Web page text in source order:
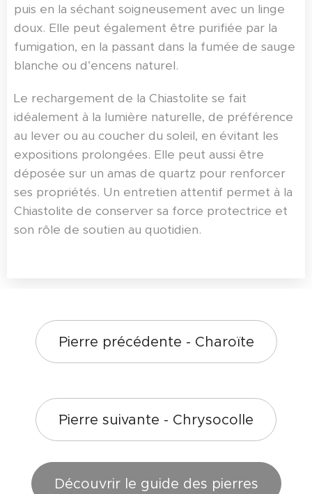
puis en la séchant soigneusement avec un linge
doux. Elle peut également être purifiée par la
fumigation, en la passant dans la fumée de sauge
blanche ou d’encens naturel.
Le rechargement de la Chiastolite se fait
idéalement à la lumière naturelle, de préférence
au lever ou au coucher du soleil, en évitant les
expositions prolongées. Elle peut aussi être
déposée sur un amas de quartz pour renforcer
ses propriétés. Un entretien attentif permet à la
Chiastolite de conserver sa force protectrice et
son rôle de soutien au quotidien.
Pierre précédente - Charoïte
¨Pierre suivante - Chrysocolle
Découvrir le guide des pierres